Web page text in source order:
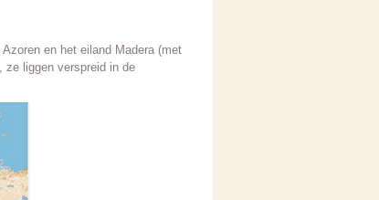
en het eiland Madera (met
ze liggen verspreid in de